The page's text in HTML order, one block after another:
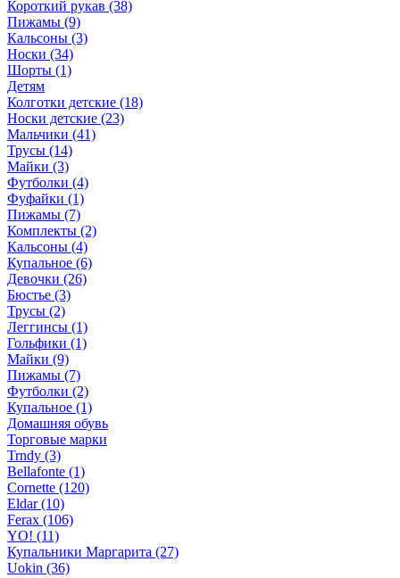
Короткий рукав (38)
Пижамы (9)
Кальсоны (3)
Носки (34)
Шорты (1)
Детям
Колготки детские (18)
Носки детские (23)
Мальчики (41)
Трусы (14)
Майки (3)
Футболки (4)
Фуфайки (1)
Пижамы (7)
Комплекты (2)
Кальсоны (4)
Купальное (6)
Девочки (26)
Бюстье (3)
Трусы (2)
Леггинсы (1)
Гольфики (1)
Майки (9)
Пижамы (7)
Футболки (2)
Купальное (1)
Домашняя обувь
Торговые марки
Trndy (3)
Bellafonte (1)
Cornette (120)
Eldar (10)
Ferax (106)
YO! (11)
Купальники Маргарита (27)
Uokin (36)